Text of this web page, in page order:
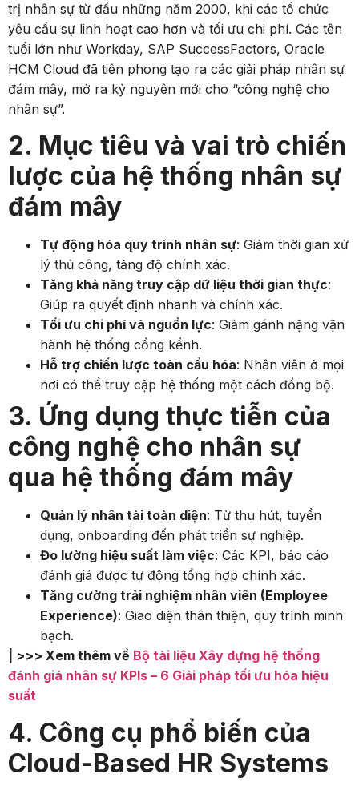
trị nhân sự từ đầu những năm 2000, khi các tổ chức
yêu cầu sự linh hoạt cao hơn và tối ưu chi phí. Các tên
tuổi lớn như Workday, SAP SuccessFactors, Oracle
HCM Cloud đã tiên phong tạo ra các giải pháp nhân sự
đám mây, mở ra kỷ nguyên mới cho “công nghệ cho
nhân sự”.
2. Mục tiêu và vai trò chiến
lược của hệ thống nhân sự
đám mây
Tự động hóa quy trình nhân sự: Giảm thời gian xử
lý thủ công, tăng độ chính xác.
Tăng khả năng truy cập dữ liệu thời gian thực:
Giúp ra quyết định nhanh và chính xác.
Tối ưu chi phí và nguồn lực: Giảm gánh nặng vận
hành hệ thống cồng kềnh.
Hỗ trợ chiến lược toàn cầu hóa: Nhân viên ở mọi
nơi có thể truy cập hệ thống một cách đồng bộ.
3. Ứng dụng thực tiễn của
công nghệ cho nhân sự
qua hệ thống đám mây
Quản lý nhân tài toàn diện: Từ thu hút, tuyển
dụng, onboarding đến phát triển sự nghiệp.
Đo lường hiệu suất làm việc: Các KPI, báo cáo
đánh giá được tự động tổng hợp chính xác.
Tăng cường trải nghiệm nhân viên (Employee
Experience): Giao diện thân thiện, quy trình minh
bạch.
| >>> Xem thêm về Bộ tài liệu Xây dựng hệ thống
đánh giá nhân sự KPIs – 6 Giải pháp tối ưu hóa hiệu
suất
4. Công cụ phổ biến của
Cloud-Based HR Systems